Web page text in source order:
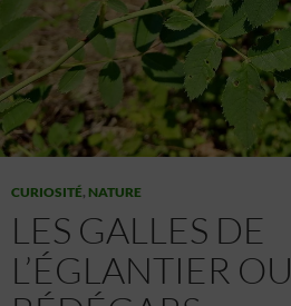
CURIOSITÉ, NATURE
LES GALLES DE
L’ÉGLANTIER OU